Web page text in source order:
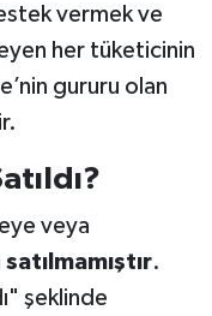
vermek ve
her tüketicinin
gururu olan
veya
satılmamıştır.
şeklinde